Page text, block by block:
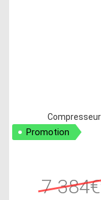
Promotion
7 384€